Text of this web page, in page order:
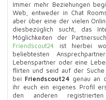
Immer mehr Beziehungen
Web, entweder in Chat
aber über eine der vielen
diesbezüglich sucht, das
Möglichkeiten der
Friendscout24 ist hierbei
beliebtesten
Lebenspartner oder eine
flirten und seid auf der
bei Friendscout24 genau an
ihr euch ein eigenes Profil
den anderen